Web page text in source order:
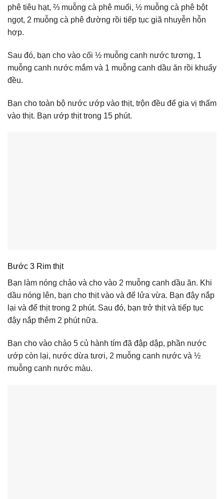
phê tiêu hạt, ⅔ muỗng cà phê muối, ½ muỗng cà phê bột
ngọt, 2 muỗng cà phê đường rồi tiếp tục giã nhuyễn hỗn
hợp.
Sau đó, bạn cho vào cối ½ muỗng canh nước tương, 1
muỗng canh nước mắm và 1 muỗng canh dầu ăn rồi khuấy
đều.
Bạn cho toàn bộ nước ướp vào thịt, trộn đều để gia vị thấm
vào thịt. Bạn ướp thịt trong 15 phút.
Bước 3 Rim thịt
Bạn làm nóng chảo và cho vào 2 muỗng canh dầu ăn. Khi
dầu nóng lên, bạn cho thịt vào và để lửa vừa. Bạn đậy nắp
lại và để thịt trong 2 phút. Sau đó, bạn trở thịt và tiếp tục
đậy nắp thêm 2 phút nữa.
Bạn cho vào chảo 5 củ hành tím đã đập dập, phần nước
ướp còn lại, nước dừa tươi, 2 muỗng canh nước và ½
muỗng canh nước màu.